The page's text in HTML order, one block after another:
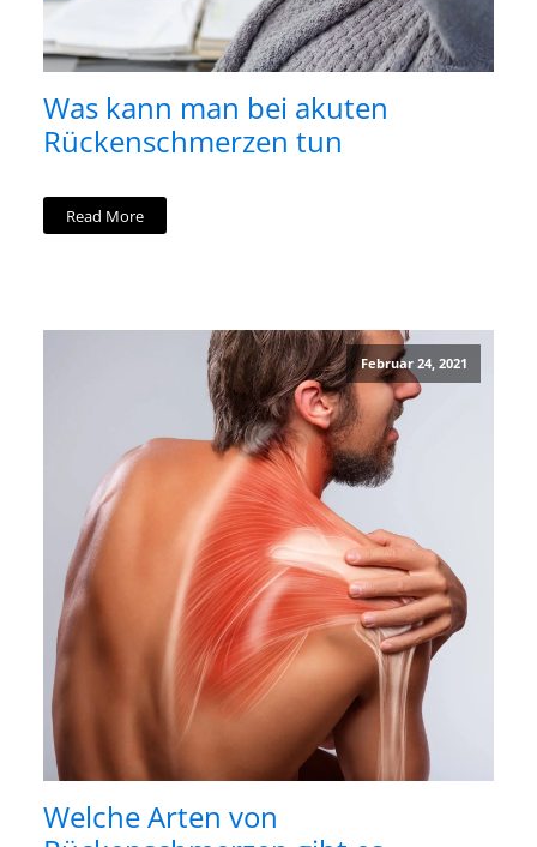
Was kann man bei akuten
Rückenschmerzen tun
Read More
Februar 24, 2021
Welche Arten von